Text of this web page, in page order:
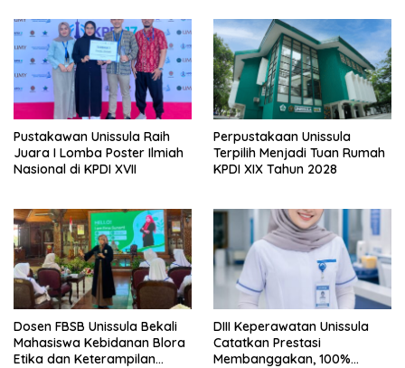
Pustakawan Unissula Raih
Juara I Lomba Poster Ilmiah
Nasional di KPDI XVII
Perpustakaan Unissula
Terpilih Menjadi Tuan Rumah
KPDI XIX Tahun 2028
Dosen FBSB Unissula Bekali
Mahasiswa Kebidanan Blora
Etika dan Keterampilan
DIII Keperawatan Unissula
Catatkan Prestasi
Membanggakan, 100%